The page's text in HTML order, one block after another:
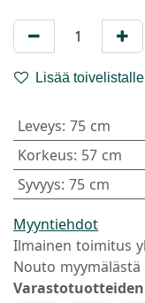
Lisää toivelistalle
Leveys: 75 cm
Korkeus: 57 cm
Syvyys: 75 cm
Myyntiehdot
Ilmainen toimitus
Nouto myymälästä